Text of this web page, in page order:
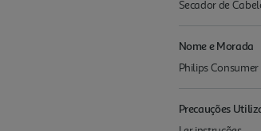
Secador de
Nome e Morada
Philips
Precauções